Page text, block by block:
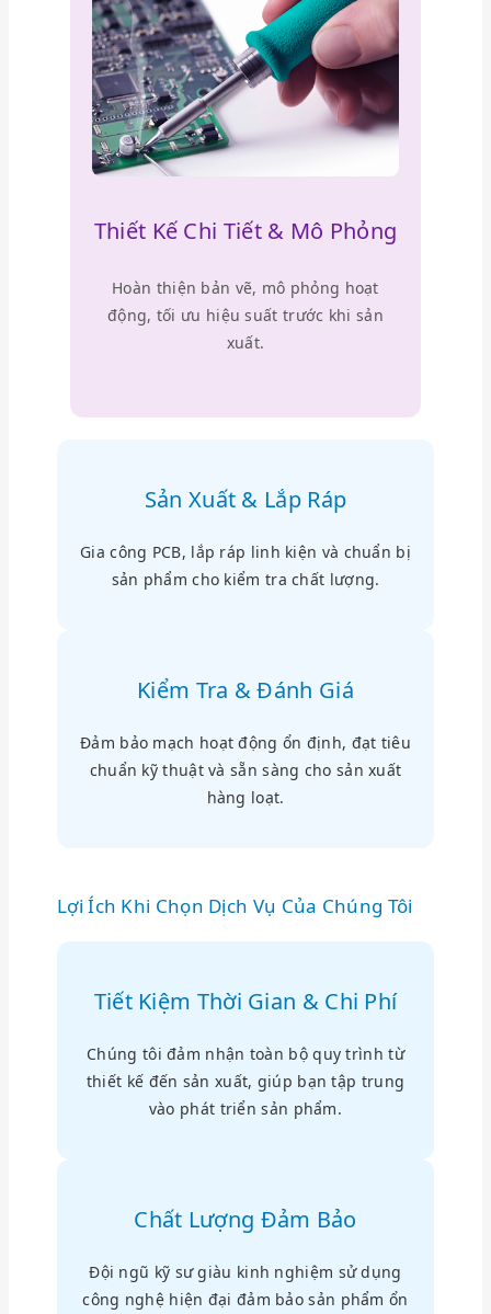
Thiết Kế Chi Tiết & Mô Phỏng
Hoàn thiện bản vẽ, mô phỏng hoạt
động, tối ưu hiệu suất trước khi sản
xuất.
Sản Xuất & Lắp Ráp
Gia công PCB, lắp ráp linh kiện và chuẩn bị
sản phẩm cho kiểm tra chất lượng.
Kiểm Tra & Đánh Giá
Đảm bảo mạch hoạt động ổn định, đạt tiêu
chuẩn kỹ thuật và sẵn sàng cho sản xuất
hàng loạt.
Lợi Ích Khi Chọn Dịch Vụ Của Chúng Tôi
Tiết Kiệm Thời Gian & Chi Phí
Chúng tôi đảm nhận toàn bộ quy trình từ
thiết kế đến sản xuất, giúp bạn tập trung
vào phát triển sản phẩm.
Chất Lượng Đảm Bảo
Đội ngũ kỹ sư giàu kinh nghiệm sử dụng
công nghệ hiện đại đảm bảo sản phẩm ổn